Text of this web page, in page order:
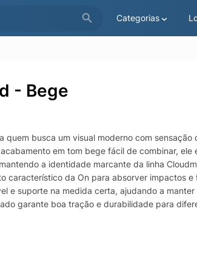
Categorias
- Bege
quem busca um visual moderno com sensação
em tom bege fácil de combinar, ele
a identidade marcante da linha
característico da On para absorver impactos e
e suporte na medida certa, ajudando a manter
garante boa tração e durabilidade para
leveza e personalidade, o Cloudmonster
e presença, sem abrir mão de performance